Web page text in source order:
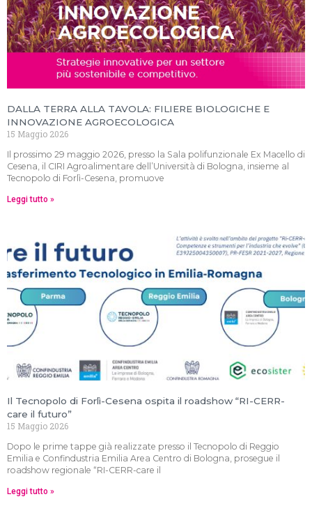
DALLA TERRA ALLA TAVOLA: FILIERE BIOLOGICHE E
INNOVAZIONE AGROECOLOGICA
15 Maggio 2026
Il prossimo 29 maggio 2026, presso la Sala polifunzionale Ex Macello di
Cesena, il CIRI Agroalimentare dell’Università di Bologna, insieme al
Tecnopolo di Forlì-Cesena, promuove
Leggi tutto »
Il Tecnopolo di Forlì-Cesena ospita il roadshow “RI-CERR-
care il futuro”
15 Maggio 2026
Dopo le prime tappe già realizzate presso il Tecnopolo di Reggio
Emilia e Confindustria Emilia Area Centro di Bologna, prosegue il
roadshow regionale “RI-CERR-care il
Leggi tutto »